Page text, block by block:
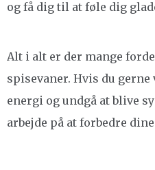
og få dig til at føle dig
Alt i alt er der mange
spisevaner. Hvis du
energi og undgå at blive
arbejde på at forbedre